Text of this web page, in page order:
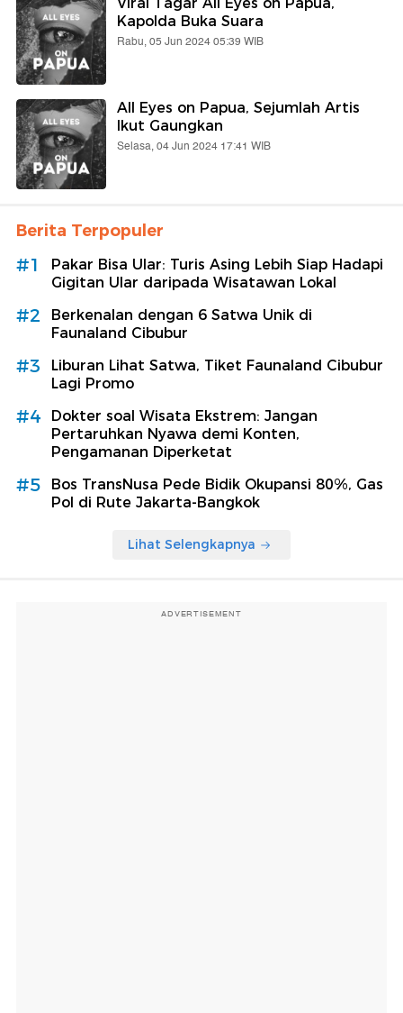
Viral Tagar All Eyes on Papua,
Kapolda Buka Suara
Rabu, 05 Jun 2024 05:39 WIB
All Eyes on Papua, Sejumlah Artis
Ikut Gaungkan
Selasa, 04 Jun 2024 17:41 WIB
Berita Terpopuler
#1
Pakar Bisa Ular: Turis Asing Lebih Siap Hadapi
Gigitan Ular daripada Wisatawan Lokal
#2
Berkenalan dengan 6 Satwa Unik di
Faunaland Cibubur
#3
Liburan Lihat Satwa, Tiket Faunaland Cibubur
Lagi Promo
#4
Dokter soal Wisata Ekstrem: Jangan
Pertaruhkan Nyawa demi Konten,
Pengamanan Diperketat
#5
Bos TransNusa Pede Bidik Okupansi 80%, Gas
Pol di Rute Jakarta-Bangkok
Lihat Selengkapnya
ADVERTISEMENT